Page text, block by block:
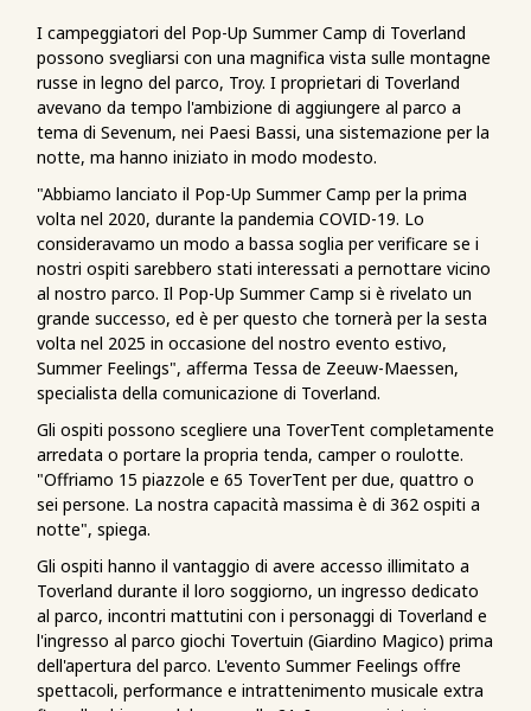
I campeggiatori del Pop-Up Summer Camp di Toverland
possono svegliarsi con una magnifica vista sulle montagne
russe in legno del parco, Troy. I proprietari di Toverland
avevano da tempo l'ambizione di aggiungere al parco a
tema di Sevenum, nei Paesi Bassi, una sistemazione per la
notte, ma hanno iniziato in modo modesto.
"Abbiamo lanciato il Pop-Up Summer Camp per la prima
volta nel 2020, durante la pandemia COVID-19. Lo
consideravamo un modo a bassa soglia per verificare se i
nostri ospiti sarebbero stati interessati a pernottare vicino
al nostro parco. Il Pop-Up Summer Camp si è rivelato un
grande successo, ed è per questo che tornerà per la sesta
volta nel 2025 in occasione del nostro evento estivo,
Summer Feelings", afferma Tessa de Zeeuw-Maessen,
specialista della comunicazione di Toverland.
Gli ospiti possono scegliere una ToverTent completamente
arredata o portare la propria tenda, camper o roulotte.
"Offriamo 15 piazzole e 65 ToverTent per due, quattro o
sei persone. La nostra capacità massima è di 362 ospiti a
notte", spiega.
Gli ospiti hanno il vantaggio di avere accesso illimitato a
Toverland durante il loro soggiorno, un ingresso dedicato
al parco, incontri mattutini con i personaggi di Toverland e
l'ingresso al parco giochi Tovertuin (Giardino Magico) prima
dell'apertura del parco. L'evento Summer Feelings offre
spettacoli, performance e intrattenimento musicale extra